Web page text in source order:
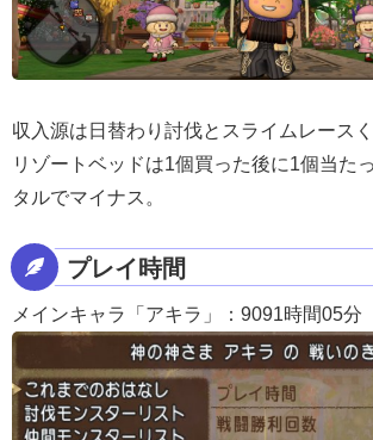
収入源は日替わり討伐とスライムレースく
リゾートベッドは1個買った後に1個当た
タルでマイナス。
プレイ時間
メインキャラ「アキラ」：9091時間05分